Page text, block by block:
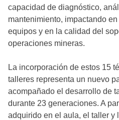
capacidad de diagnóstico,
mantenimiento, impactando
equipos y en la calidad del
operaciones mineras.
La incorporación de estos 15
talleres representa un nuevo
acompañado el desarrollo de
durante 23 generaciones. A
adquirido en el aula, el taller y